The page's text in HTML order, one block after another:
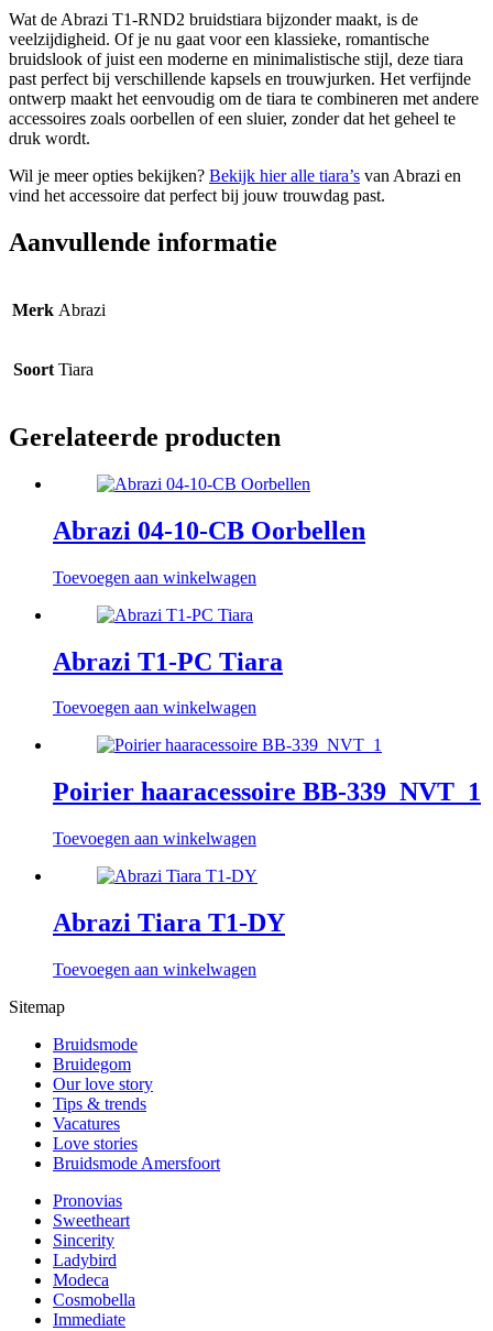
Wat de Abrazi T1-RND2 bruidstiara bijzonder maakt, is de
veelzijdigheid. Of je nu gaat voor een klassieke, romantische
bruidslook of juist een moderne en minimalistische stijl, deze tiara
past perfect bij verschillende kapsels en trouwjurken. Het verfijnde
ontwerp maakt het eenvoudig om de tiara te combineren met andere
accessoires zoals oorbellen of een sluier, zonder dat het geheel te
druk wordt.
Wil je meer opties bekijken? Bekijk hier alle tiara’s van Abrazi en
vind het accessoire dat perfect bij jouw trouwdag past.
Aanvullende informatie
Merk Abrazi
Soort Tiara
Gerelateerde producten
Abrazi 04-10-CB Oorbellen
Toevoegen aan winkelwagen
Abrazi T1-PC Tiara
Toevoegen aan winkelwagen
Poirier haaracessoire BB-339_NVT_1
Toevoegen aan winkelwagen
Abrazi Tiara T1-DY
Toevoegen aan winkelwagen
Sitemap
Bruidsmode
Bruidegom
Our love story
Tips & trends
Vacatures
Love stories
Bruidsmode Amersfoort
Pronovias
Sweetheart
Sincerity
Ladybird
Modeca
Cosmobella
Immediate